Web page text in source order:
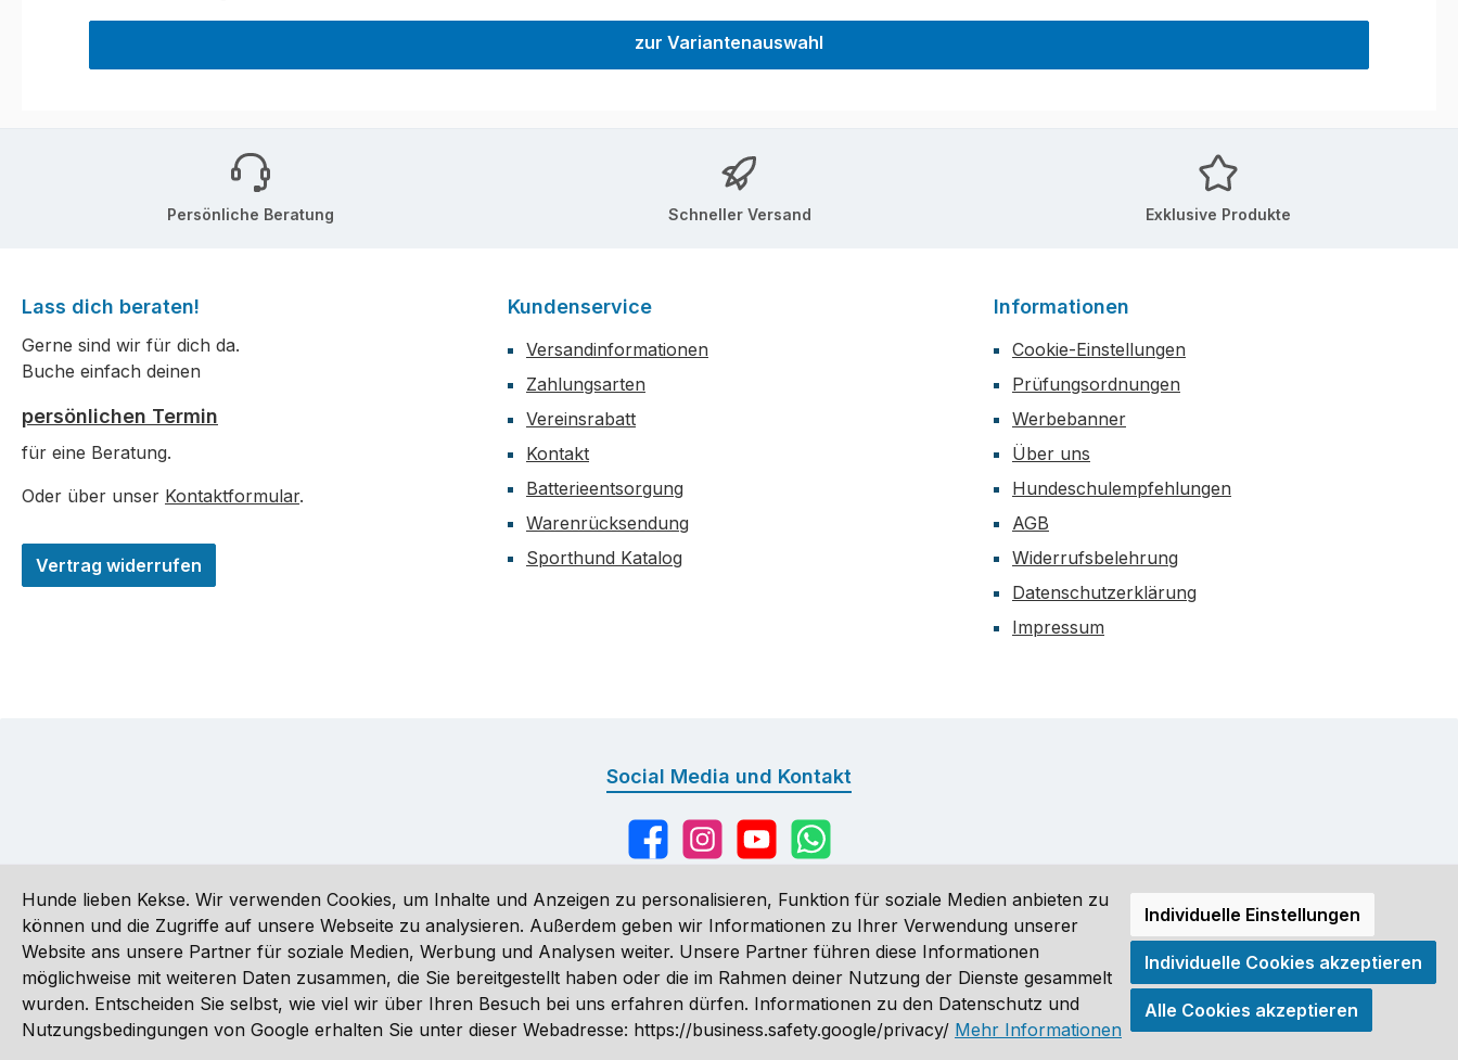
zur Variantenauswahl
Persönliche Beratung Schneller Versand Exklusive Produkte
Lass dich beraten!
Gerne sind wir für dich da.
Buche einfach deinen
persönlichen Termin
für eine Beratung.
Oder über unser Kontaktformular.
Vertrag widerrufen
Kundenservice
Versandinformationen
Zahlungsarten
Vereinsrabatt
Kontakt
Batterieentsorgung
Warenrücksendung
Sporthund Katalog
Informationen
Cookie-Einstellungen
Prüfungsordnungen
Werbebanner
Über uns
Hundeschulempfehlungen
AGB
Widerrufsbelehrung
Datenschutzerklärung
Impressum
Social Media und Kontakt
FacebookInstagramYouTubeWhatsApp
Alle Preise inkl. gesetzl. Mehrwertsteuer zzgl.Versandkosten, wenn nicht anders angegeben. Preise vor dem Login werden in Euro (DE) angezeigt. Streichpreise = UVP-Preise. Abbildungen
ähnlich. Änderungen vorbehalten.
© 2026 Sporthund - Alle Rechte vorbehalten. Theme byThemeWare®
Hunde lieben Kekse. Wir verwenden Cookies, um Inhalte und Anzeigen zu personalisieren, Funktion für soziale Medien anbieten zu
können und die Zugriffe auf unsere Webseite zu analysieren. Außerdem geben wir Informationen zu Ihrer Verwendung unserer
Website ans unsere Partner für soziale Medien, Werbung und Analysen weiter. Unsere Partner führen diese Informationen
möglichweise mit weiteren Daten zusammen, die Sie bereitgestellt haben oder die im Rahmen deiner Nutzung der Dienste gesammelt
wurden. Entscheiden Sie selbst, wie viel wir über Ihren Besuch bei uns erfahren dürfen. Informationen zu den Datenschutz und
Nutzungsbedingungen von Google erhalten Sie unter dieser Webadresse: https://business.safety.google/privacy/ Mehr Informationen
Individuelle Einstellungen
Individuelle Cookies akzeptieren
Alle Cookies akzeptieren